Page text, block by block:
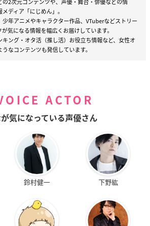
の2次元コンテンツや、声優・舞台・俳優などの情
ディア「にじめん」。
年アニメやキャラクター作品、VTuberなどストリー
気になる情報を幅広くお届けしています。
ング・オタ活（推し活）お役立ち情報など、女性オ
なコンテンツも発信しています。
ACTOR
気になっている声優さん
鈴村健一 下野紘